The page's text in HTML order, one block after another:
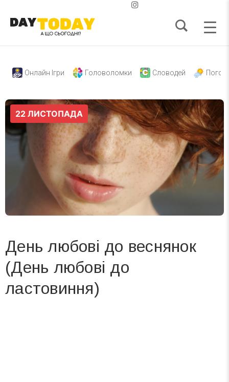
Онлайн Ігри Головоломки Словодей
День любові до веснянок
(День любові до
ластовиння)